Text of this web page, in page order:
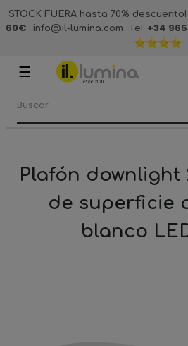
STOCK FUERA hasta 70% descuento!
60€· info@il-lumina.com · Tel. +34
Navegación
palanca
☰
Plafón downlight
de superficie
blanco